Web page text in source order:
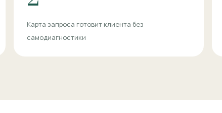
Карта запроса готовит клиента без
самодиагностики